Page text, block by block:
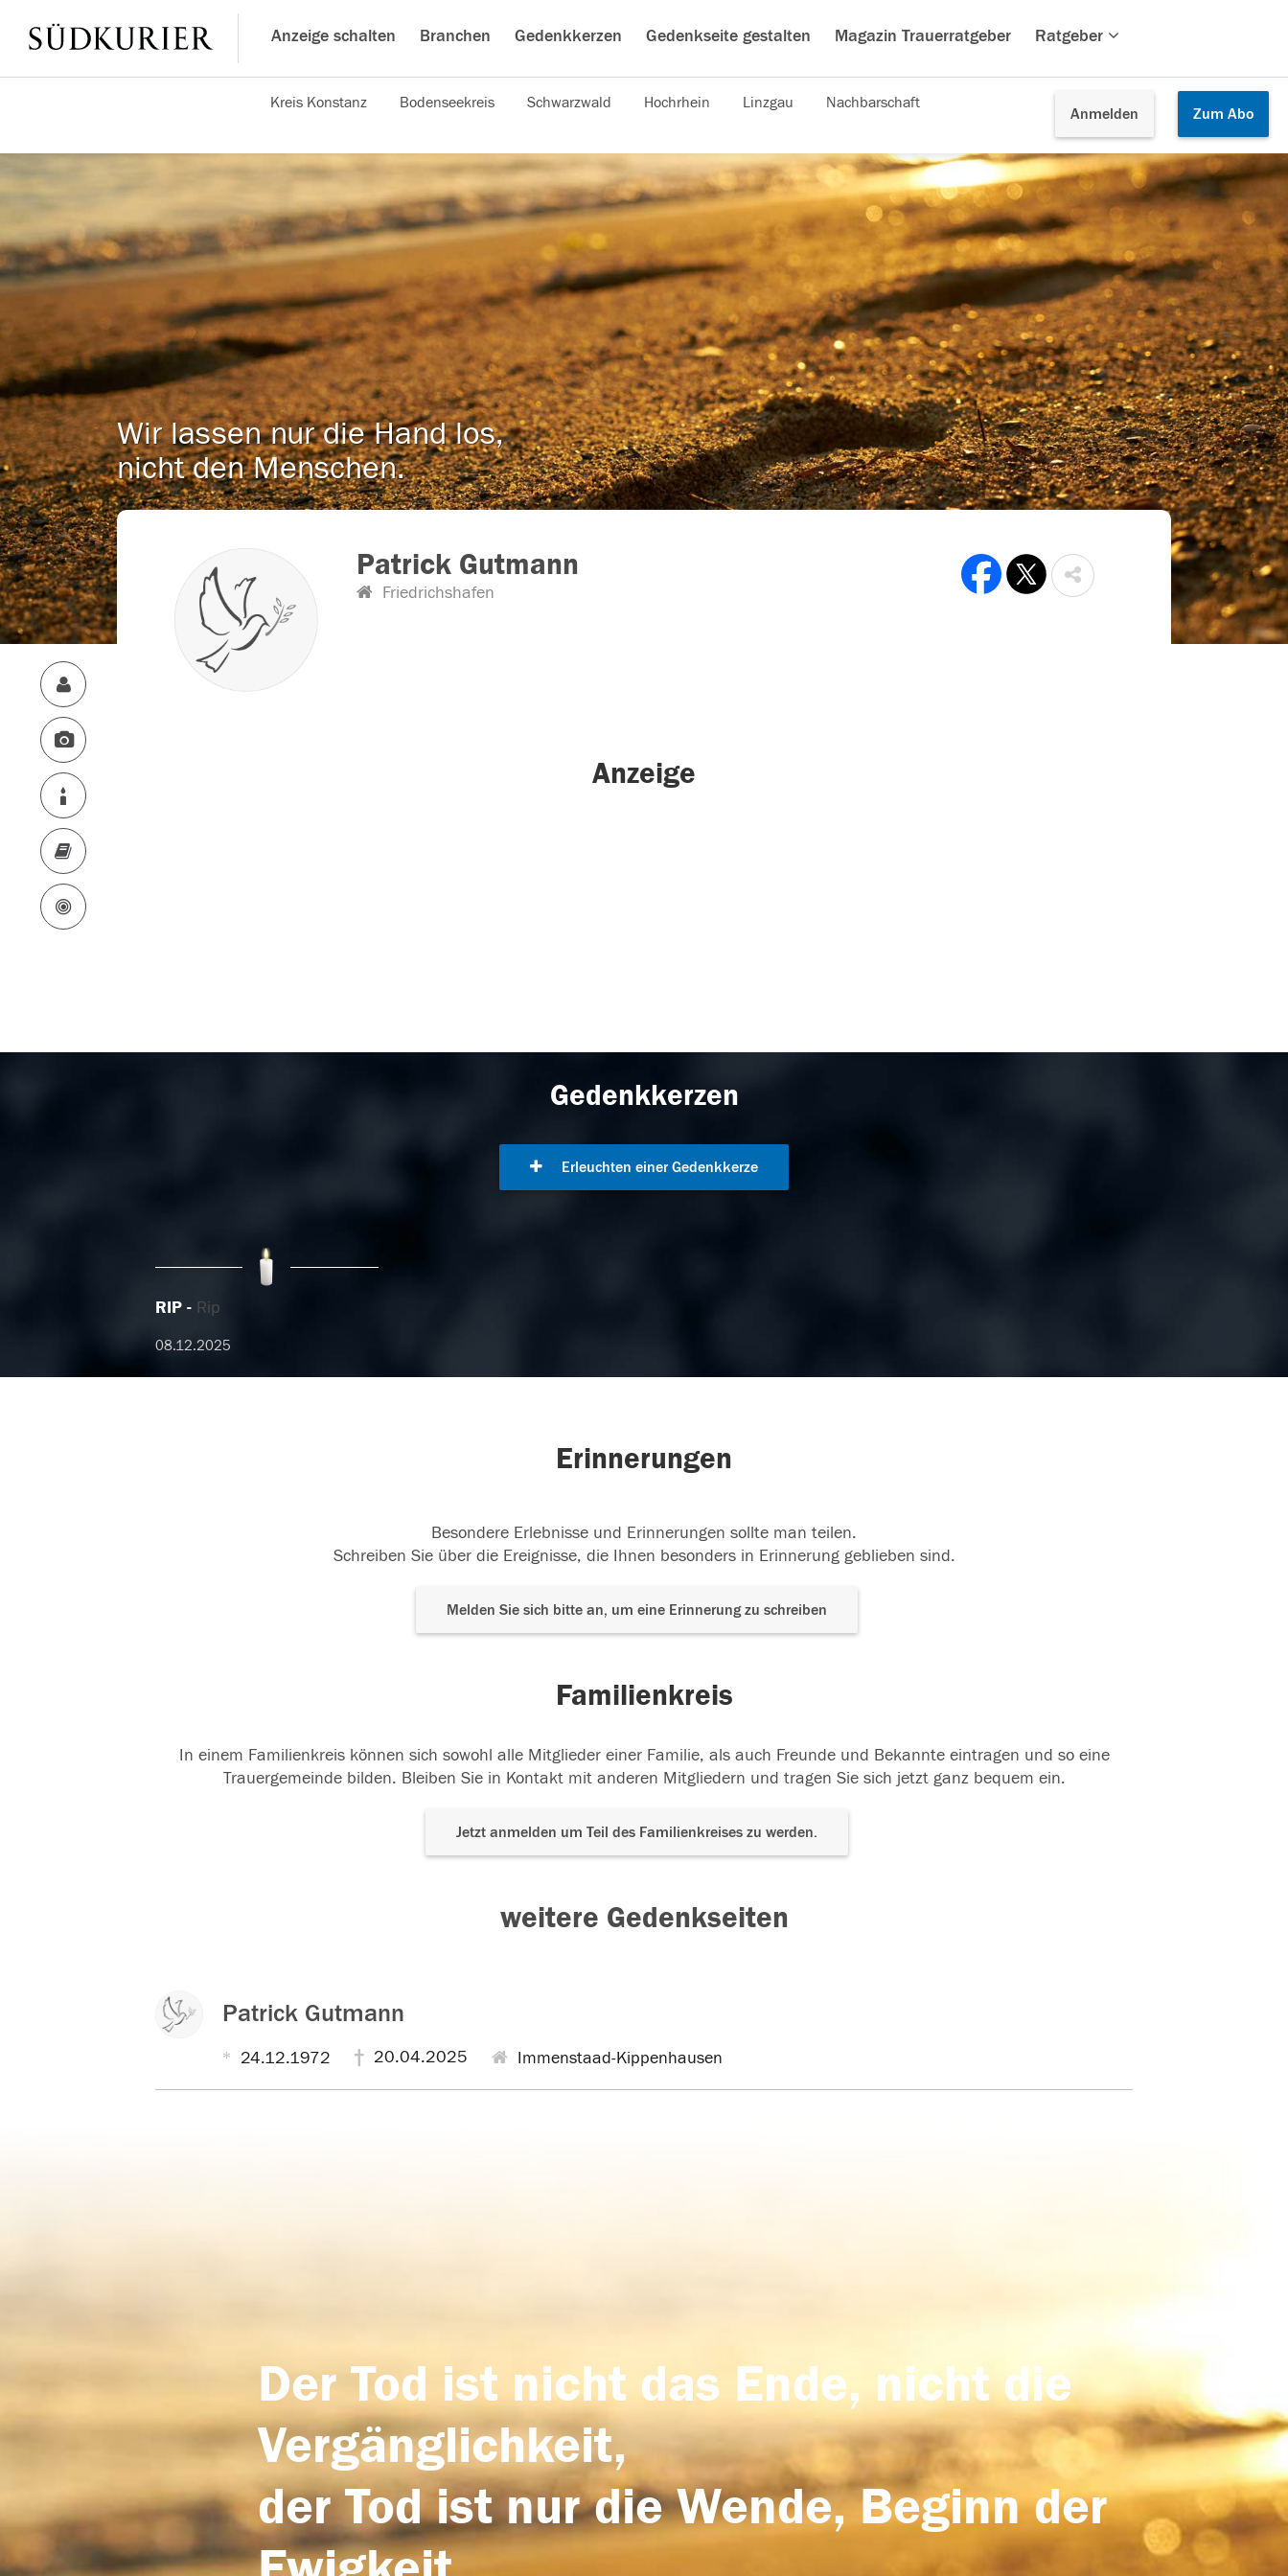
Anzeige schalten Branchen Gedenkkerzen Gedenkseite gestalten Magazin Trauerratgeber Ratgeber
Anmelden Zum Abo
Kreis Konstanz Bodenseekreis Schwarzwald Hochrhein Linzgau Nachbarschaft
Wir lassen nur die Hand los,
nicht den Menschen.
Patrick Gutmann
Friedrichshafen
Anzeige
Gedenkkerzen
Erleuchten einer Gedenkkerze
RIP Rip
08.12.2025
Erinnerungen
Besondere Erlebnisse und Erinnerungen sollte man teilen.
Schreiben Sie über die Ereignisse, die Ihnen besonders in Erinnerung geblieben sind.
Melden Sie sich bitte an, um eine Erinnerung zu schreiben
Familienkreis
In einem Familienkreis können sich sowohl alle Mitglieder einer Familie, als auch Freunde und Bekannte eintragen und so eine
Trauergemeinde bilden. Bleiben Sie in Kontakt mit anderen Mitgliedern und tragen Sie sich jetzt ganz bequem ein.
Jetzt anmelden um Teil des Familienkreises zu werden.
weitere Gedenkseiten
Patrick Gutmann
24.12.1972 20.04.2025 Immenstaad-Kippenhausen
Der Tod ist nicht das Ende, nicht die
Vergänglichkeit,
der Tod ist nur die Wende, Beginn der